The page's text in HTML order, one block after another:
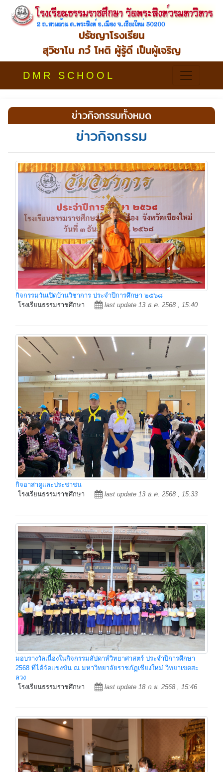
ปรัชญาโรงเรียน
สุวิชาโน ภวํ โหติ ผู้รู้ดี เป็นผู้เจริญ
DMR SCHOOL
ข่าวกิจกรรมทั้งหมด
ข่าวกิจกรรม
กิจกรรมวันเปิดบ้านวิชาการ ประจำปีการศึกษา ๒๕๖๘
โรงเรียนธรรมราชศึกษา
last update 13 ธ.ค. 2568 , 15:40
กิจอาสาดูและประชาชน
โรงเรียนธรรมราชศึกษา
last update 13 ธ.ค. 2568 , 15:33
มอบรางวัลเนื่องในกิจกรรมสัปดาห์วิทยาศาสตร์ ประจำปีการศึกษา
2568 ที่ได้จัดแข่งขัน ณ มหาวิทยาลัยราชภัฏเชียงใหม่ วิทยาเขตสะ
ลวง
โรงเรียนธรรมราชศึกษา
last update 18 ก.ย. 2568 , 15:46